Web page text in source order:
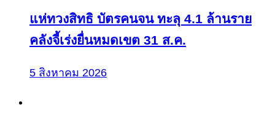
แห่ทวงสิทธิ บัตรคนจน ทะลุ 4.1 ล้านราย
คลังจี้เร่งยื่นหมดเขต 31 ส.ค.
5 สิงหาคม 2026